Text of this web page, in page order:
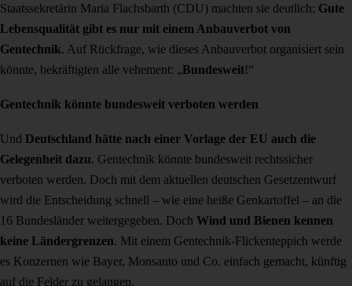
Staatssekretärin Maria Flachsbarth (CDU) machten sie deutlich: Gute
Lebensqualität gibt es nur mit einem Anbauverbot von
Gentechnik. Auf Rückfrage, wie dieses Anbauverbot organisiert sein
könnte, bekräftigten alle vehement: „Bundesweit!“
Gentechnik könnte bundesweit verboten werden
Und Deutschland hätte nach einer Vorlage der EU auch die
Gelegenheit dazu. Gentechnik könnte bundesweit rechtssicher
verboten werden. Doch mit dem aktuellen deutschen Gesetzentwurf
wird die Entscheidung schnell – wie eine heiße Genkartoffel – an die
16 Bundesländer weitergegeben. Doch Wind und Bienen kennen
keine Ländergrenzen. Mit einem Gentechnik-Flickenteppich werde
es Konzernen wie Bayer, Monsanto und Co. einfach gemacht, künftig
auf die Felder zu gelangen.